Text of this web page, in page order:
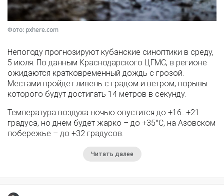
Фото: pxhere.com
Непогоду прогнозируют кубанские синоптики в среду,
5 июля. По данным Краснодарского ЦГМС, в регионе
ожидаются кратковременный дождь с грозой.
Местами пройдет ливень с градом и ветром, порывы
которого будут достигать 14 метров в секунду.
Температура воздуха ночью опустится до +16…+21
градуса, но днем будет жарко – до +35°С, на Азовском
побережье – до +32 градусов.
Читать далее